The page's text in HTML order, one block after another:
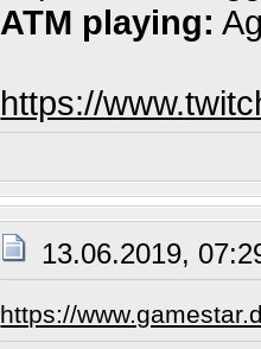
ATM playing:
https://
13.06.2019,
https://